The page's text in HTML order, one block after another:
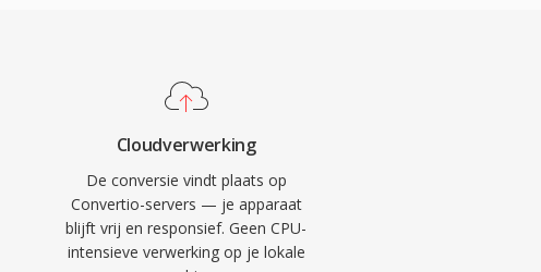
Cloudverwerking
De conversie vindt plaats op
Convertio-servers — je apparaat
blijft vrij en responsief. Geen CPU-
intensieve verwerking op je lokale